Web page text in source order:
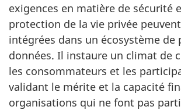
exigences en matière de sécurité
protection de la vie privée
intégrées dans un écosystème de
données. Il instaure un climat de
les consommateurs et les
validant le mérite et la capacité
organisations qui ne font pas